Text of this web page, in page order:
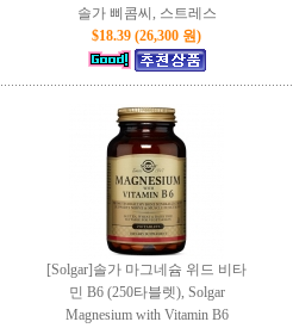
솔가 삐콤씨, 스트레스
$18.39 (26,300 원)
[Solgar]솔가 마그네슘 위드 비타
민 B6 (250타블렛), Solgar
Magnesium with Vitamin B6